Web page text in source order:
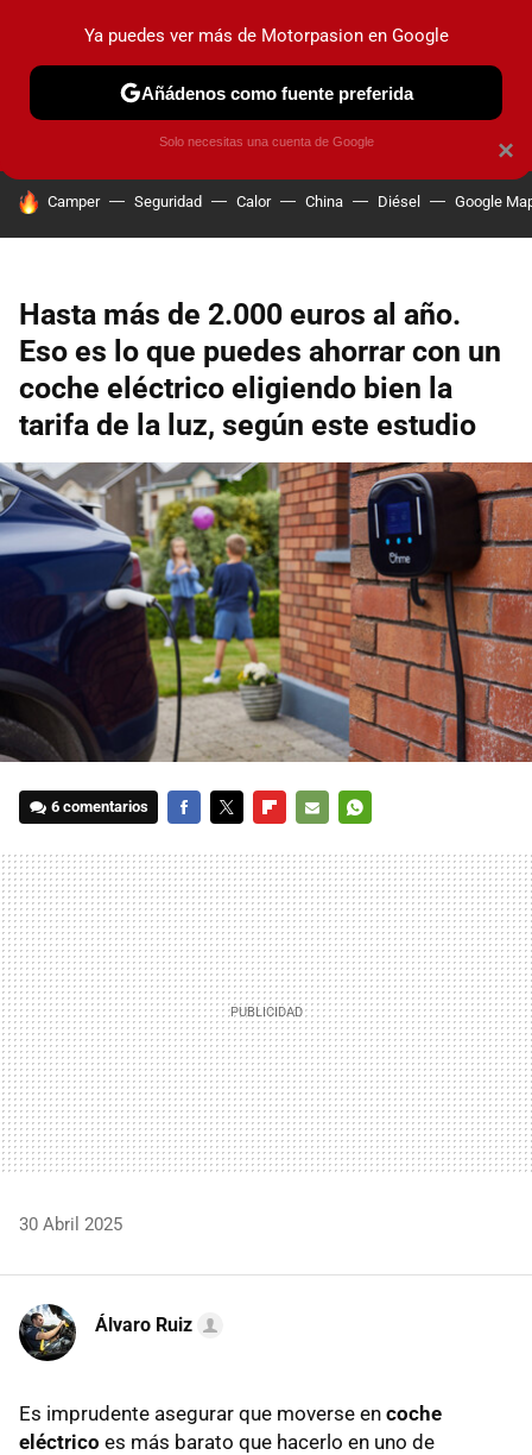
PRUEBAS COCHES ELÉCTRICOS OBSERVATORIO
HOY SE HABLA DE
Camper Seguridad Calor China Diésel Google
Hasta más de 2.000 euros al año.
Eso es lo que puedes ahorrar con un
coche eléctrico eligiendo bien la
tarifa de la luz, según este estudio
6 comentarios
MAIL
30 Abril 2025
Álvaro Ruiz
Es imprudente asegurar que moverse en coche
eléctrico es más barato que hacerlo en uno de
×
Ya puedes ver más de Motorpasion en Google
Añádenos como fuente preferida
Solo necesitas una cuenta de Google